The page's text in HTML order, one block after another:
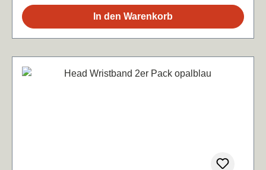
In den Warenkorb